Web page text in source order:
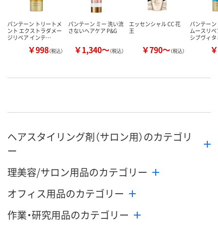
パンテーン トリートメ
ント エクストラダメー
ジリペア インテ…
￥998（税込）
パンテーン ミー 洗い流
さないヘアケア P&G
￥1,340～（税込）
エッセンシャル CC 花
王
￥790～（税込）
パンテー
ムースリ
シブヴィ
ヘアスタイリング剤（サロン用）のカテゴリ
ー
理美容/サロン用品のカテゴリー
オフィス用品のカテゴリー
作業・研究用品のカテゴリー